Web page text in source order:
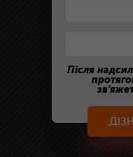
Після